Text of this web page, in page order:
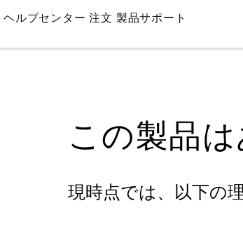
Skip
Main
ヘルプセンター 注文 製品サポート
この製品
現時点では、以下の